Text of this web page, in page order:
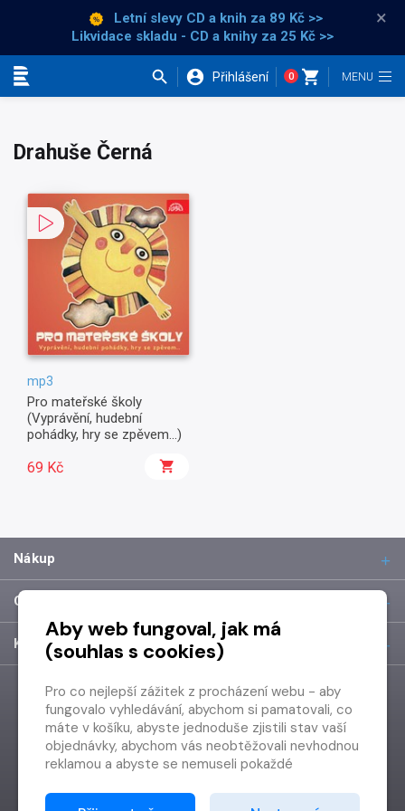
Letní slevy CD a knih za 89 Kč >>
Likvidace skladu - CD a knihy za 25 Kč >>
×
Přihlášení 0
Drahuše Černá
mp3
Pro mateřské školy
(Vyprávění, hudební
pohádky, hry se zpěvem...)
69 Kč
Nákup
O společnosti
Kontakt
Aby web fungoval, jak má
(souhlas s cookies)
Pro co nejlepší zážitek z procházení webu - aby
fungovalo vyhledávání, abychom si pamatovali, co
máte v košíku, abyste jednoduše zjistili stav vaší
objednávky, abychom vás neobtěžovali nevhodnou
reklamou a abyste se nemuseli pokaždé